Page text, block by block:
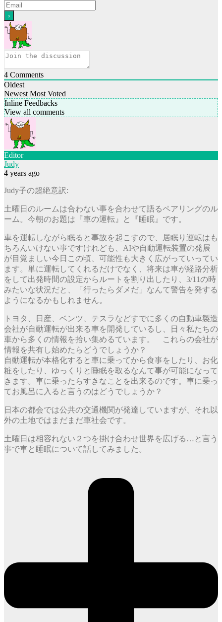
4 Comments
Oldest
Newest Most Voted
Inline Feedbacks
View all comments
Editor
Judy
4 years ago
Judy子の超絶意訳:
土曜日のルームは合わない事を合わせて語るペアリングのル
ーム。今朝のお題は『車の運転』と『睡眠』です。
車を運転しながら眠ると事故を起こすので、居眠り運転はも
ちろんいけない事ですけれども、AIや自動運転装置の発展
が目覚ましい今日この頃、可能性も大きく広がっていってい
ます。単に運転してくれるだけでなく、将来は車が経路分析
をして出発時間の設定からルートを割り出したり、3/11の時
みたいな状況だと、「行ったらダメだ」なんて警告を発する
ようになるかもしれません。
トヨタ、日産、ベンツ、テスラなどすでに多くの自動車製造
会社が自動運転が出来る車を開発しているし、日々私たちの
車から多くの情報を拾い集めるています。 これらの会社が
情報を共有し始めたらどうでしょうか？
自動運転が本格化すると車に乗ってから食事をしたり、お化
粧をしたり、ゆっくりと睡眠を取るなんて事が可能になって
きます。車に乗ったらすきなことを出来るのです。車に乗っ
てお風呂に入ると言うのはどうでしょうか？
日本の都会では公共の交通機関が発達していますが、それ以
外の土地ではまだまだ車社会です。
土曜日は相容れない２つを掛け合わせ世界を広げる…と言う
事で車と睡眠について話してみました。